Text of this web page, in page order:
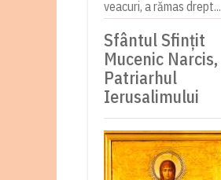
veacuri, a rămas drept...
Sfântul Sfinţit
Mucenic Narcis,
Patriarhul
Ierusalimului